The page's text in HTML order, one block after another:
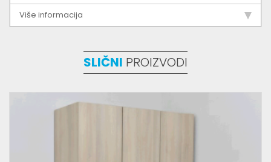
Više informacija
SLIČNI PROIZVODI